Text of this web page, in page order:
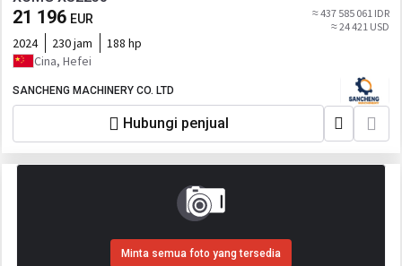
21 196 EUR
≈ 437 585 061 IDR
≈ 24 421 USD
2024 230 jam
188 hp
Cina, Hefei
SANCHENG MACHINERY CO. LTD
Hubungi penjual
Minta semua foto yang tersedia